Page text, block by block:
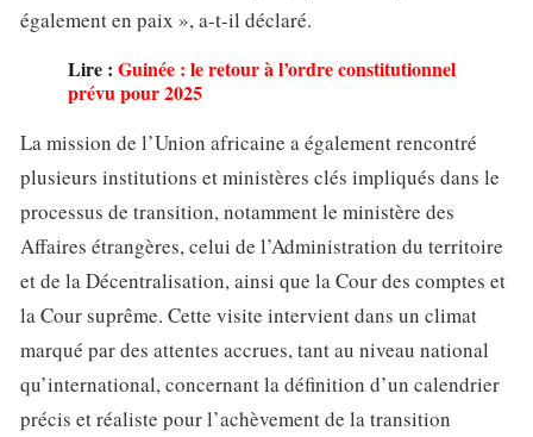
également en paix », a-t-il déclaré.
Lire : Guinée : le retour à l’ordre constitutionnel
prévu pour 2025
La mission de l’Union africaine a également rencontré
plusieurs institutions et ministères clés impliqués dans le
processus de transition, notamment le ministère des
Affaires étrangères, celui de l’Administration du territoire
et de la Décentralisation, ainsi que la Cour des comptes et
la Cour suprême. Cette visite intervient dans un climat
marqué par des attentes accrues, tant au niveau national
qu’international, concernant la définition d’un calendrier
précis et réaliste pour l’achèvement de la transition